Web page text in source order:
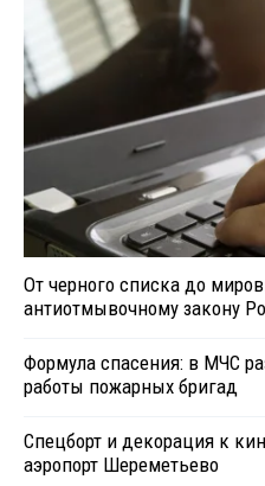
От черного списка до
антиотмывочному закону
Формула спасения: в МЧС
работы пожарных бригад
Спецборт и декорация к
аэропорт Шереметьево